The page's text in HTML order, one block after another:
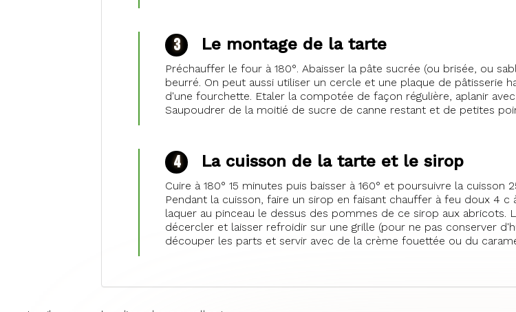
Le montage de la tarte
Préchauffer le four à 180°. Abaisser la pâte sucrée (ou brisée, ou
beurré. On peut aussi utiliser un cercle et une plaque de pâtisserie
d'une fourchette. Etaler la compotée de façon régulière, aplanir
Saupoudrer de la moitié de sucre de canne restant et de petites
La cuisson de la tarte et le sirop
Cuire à 180° 15 minutes puis baisser à 160° et poursuivre la
Pendant la cuisson, faire un sirop en faisant chauffer à feu doux 4
laquer au pinceau le dessus des pommes de ce sirop aux
décercler et laisser refroidir sur une grille (pour ne pas conserver
découper les parts et servir avec de la crème fouettée ou du